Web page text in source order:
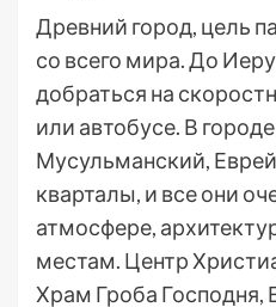
Древний город, цель
со всего мира. До
добраться на
или автобусе. В
Мусульманский,
кварталы, и все они
атмосфере,
местам. Центр
Храм Гроба Господня,